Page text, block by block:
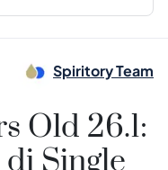
Spiritory Team
Old 26.1:
Single